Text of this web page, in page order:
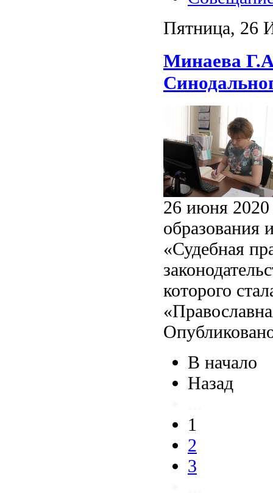
Пятница, 26
Минаева
26 июня 2020
образования
«Судебная
которого
В начало
Назад
1
2
3